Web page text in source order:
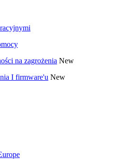
na zagrożenia New
I firmware'u New